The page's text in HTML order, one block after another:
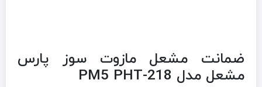
ضمانت مشعل مازوت سوز پارس
مشعل مدل PM5 PHT-218